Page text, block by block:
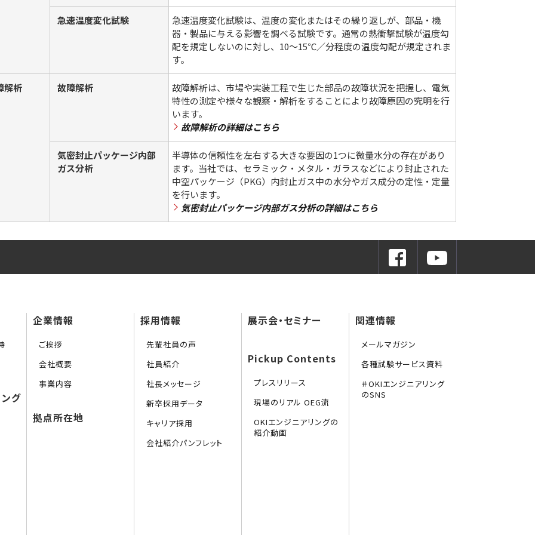
急速温度変化試験
急速温度変化試験は、温度の変化またはその繰り返しが、部品・機
器・製品に与える影響を調べる試験です。通常の熱衝撃試験が温度勾
配を規定しないのに対し、10～15℃／分程度の温度勾配が規定されま
す。
解析 故障解析
故障解析は、市場や実装工程で生じた部品の故障状況を把握し、電気
特性の測定や様々な観察・解析をすることにより故障原因の究明を行
います。
故障解析の詳細はこちら
気密封止パッケージ内部
ガス分析
半導体の信頼性を左右する大きな要因の1つに微量水分の存在があり
ます。当社では、セラミック・メタル・ガラスなどにより封止された
中空パッケージ（PKG）内封止ガス中の水分やガス成分の定性・定量
を行います。
気密封止パッケージ内部ガス分析の詳細はこちら
グ
企業情報
ご挨拶
会社概要
事業内容
拠点所在地
採用情報
先輩社員の声
社員紹介
社長メッセージ
新卒採用データ
キャリア採用
会社紹介パンフレット
展示会・セミナー
Pickup Contents
プレスリリース
現場のリアル OEG流
OKIエンジニアリングの
紹介動画
関連情報
メールマガジン
各種試験サービス資料
＃OKIエンジニアリング
のSNS